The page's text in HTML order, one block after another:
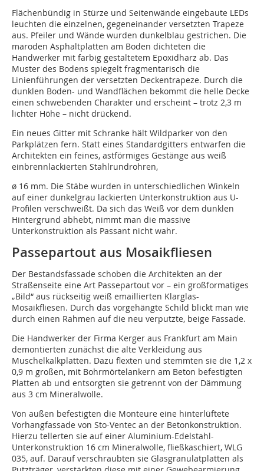
Flächenbündig in Stürze und Seitenwände eingebaute LEDs
leuchten die einzelnen, gegeneinander versetzten Trapeze
aus. Pfeiler und Wände wurden dunkelblau gestrichen. Die
maroden Asphaltplatten am Boden dich­te­ten die
Handwerker mit farbig gestaltetem Epoxid­harz ab. Das
Muster des Bodens spiegelt fragmentarisch die
Linienführungen der versetzten Decken­trapeze. Durch die
dunklen Boden- und Wandflächen bekommt die helle Decke
einen schwebenden Charakter und erscheint – trotz 2,3 m
lichter Höhe – nicht drückend.
Ein neues Gitter mit Schranke hält Wildparker von den
Parkplätzen fern. Statt eines Standardgitters entwarfen die
Architekten ein feines, astförmiges Gestänge aus weiß
einbrennlackierten Stahlrundrohren,
ø 16 mm. Die Stäbe wurden in unterschiedlichen Winkeln
auf einer dunkelgrau lackierten Unterkonstruktion aus U-
Profilen verschweißt. Da sich das Weiß vor dem dunklen
Hintergrund abhebt, nimmt man die massive
Unterkonstruktion als Passant nicht wahr.
Passepartout aus Mosaikfliesen
Der Bestandsfassade schoben die Architekten an der
Straßenseite eine Art Passepartout vor ­­– ein großformatiges
„Bild“ aus rückseitig weiß emaillierten Klarglas-
Mosaikfliesen. Durch das vorgehängte Schild blickt man wie
durch einen Rahmen auf die neu verputzte, beige Fassade.
Die Handwerker der Firma Kerger aus Frankfurt am Main
demontierten zunächst die alte Verkleidung aus
Muschelkalkplatten. Dazu flexten und stemmten sie die 1,2 x
0,9 m großen, mit Bohrmörtelankern am Beton befestigten
Platten ab und entsorgten sie getrennt von der Dämmung
aus 3 cm Mineralwolle.
Von außen befestigten die Monteure eine hinterlüftete
Vorhangfassade von Sto-Ventec an der Betonkonstruktion.
Hierzu tellerten sie auf einer Aluminium-Edelstahl-
Unterkonstruktion 16 cm Mineralwolle, fließkaschiert, WLG
035, auf. Darauf verschraubten sie Glasgranulatplatten als